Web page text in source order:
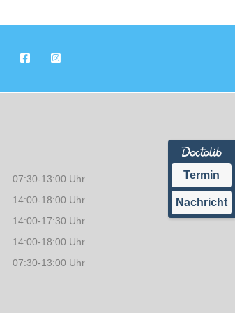
07:30-13:00 Uhr
14:00-18:00 Uhr
14:00-17:30 Uhr
14:00-18:00 Uhr
07:30-13:00 Uhr
Termin
Nachricht